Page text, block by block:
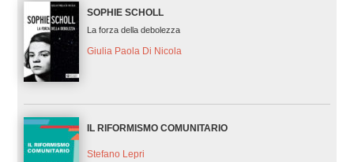
SOPHIE SCHOLL
La forza della debolezza
Giulia Paola Di Nicola
IL RIFORMISMO COMUNITARIO
Stefano Lepri